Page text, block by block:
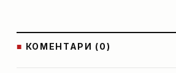
■ КОМЕНТАРИ (0)